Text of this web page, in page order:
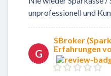
unprofessionell und
G
SBroker
Erfahrungen